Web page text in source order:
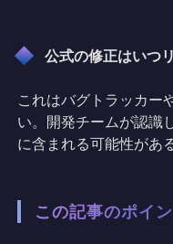
公式の修正はいつ
これはバグトラッカー
い。開発チームが認識
に含まれる可能性がある
この記事のポイ